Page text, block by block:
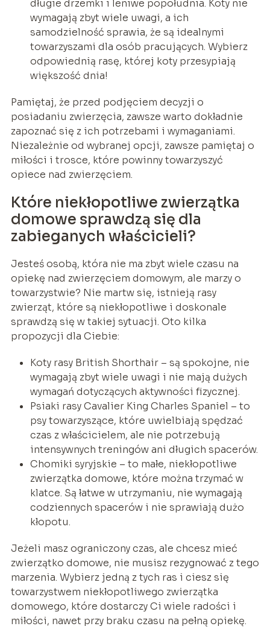
długie drzemki i leniwe popołudnia. Koty nie
wymagają zbyt wiele uwagi, a ich
samodzielność sprawia, że są idealnymi
towarzyszami dla osób pracujących. Wybierz
odpowiednią rasę, której koty przesypiają
większość dnia!
Pamiętaj, że przed podjęciem decyzji o
posiadaniu zwierzęcia, zawsze warto dokładnie
zapoznać się z ich potrzebami i wymaganiami.
Niezależnie od wybranej opcji, zawsze pamiętaj o
miłości i trosce, które powinny towarzyszyć
opiece nad zwierzęciem.
Które niekłopotliwe zwierzątka
domowe sprawdzą się dla
zabieganych właścicieli?
Jesteś osobą, która nie ma zbyt wiele czasu na
opiekę nad zwierzęciem domowym, ale marzy o
towarzystwie? Nie martw się, istnieją rasy
zwierząt, które są niekłopotliwe i doskonale
sprawdzą się w takiej sytuacji. Oto kilka
propozycji dla Ciebie:
Koty rasy British Shorthair – są spokojne, nie
wymagają zbyt wiele uwagi i nie mają dużych
wymagań dotyczących aktywności fizycznej.
Psiaki rasy Cavalier King Charles Spaniel – to
psy towarzyszące, które uwielbiają spędzać
czas z właścicielem, ale nie potrzebują
intensywnych treningów ani długich spacerów.
Chomiki syryjskie – to małe, niekłopotliwe
zwierzątka domowe, które można trzymać w
klatce. Są łatwe w utrzymaniu, nie wymagają
codziennych spacerów i nie sprawiają dużo
kłopotu.
Jeżeli masz ograniczony czas, ale chcesz mieć
zwierzątko domowe, nie musisz rezygnować z tego
marzenia. Wybierz jedną z tych ras i ciesz się
towarzystwem niekłopotliwego zwierzątka
domowego, które dostarczy Ci wiele radości i
miłości, nawet przy braku czasu na pełną opiekę.